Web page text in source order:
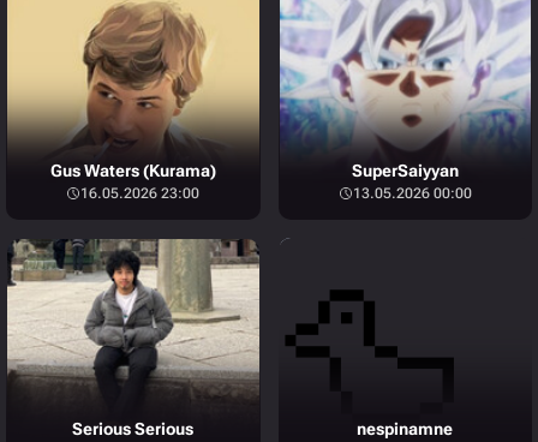
Gus Waters (Kurama)
16.05.2026 23:00
SuperSaiyyan
13.05.2026 00:00
Serious Serious nespinamne